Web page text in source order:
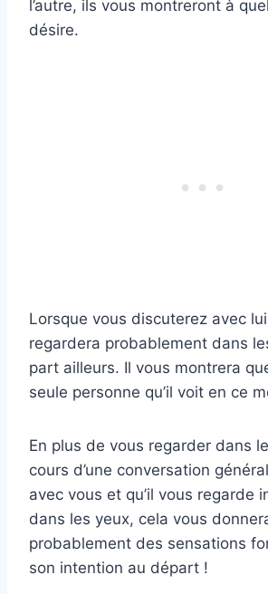
l’autre, ils vous montreront à
désire.
Lorsque vous discuterez avec
regardera probablement dans
part ailleurs. Il vous montrera
seule personne qu’il voit en ce
En plus de vous regarder dans
cours d’une conversation
avec vous et qu’il vous regarde
dans les yeux, cela vous
probablement des sensations
son intention au départ !